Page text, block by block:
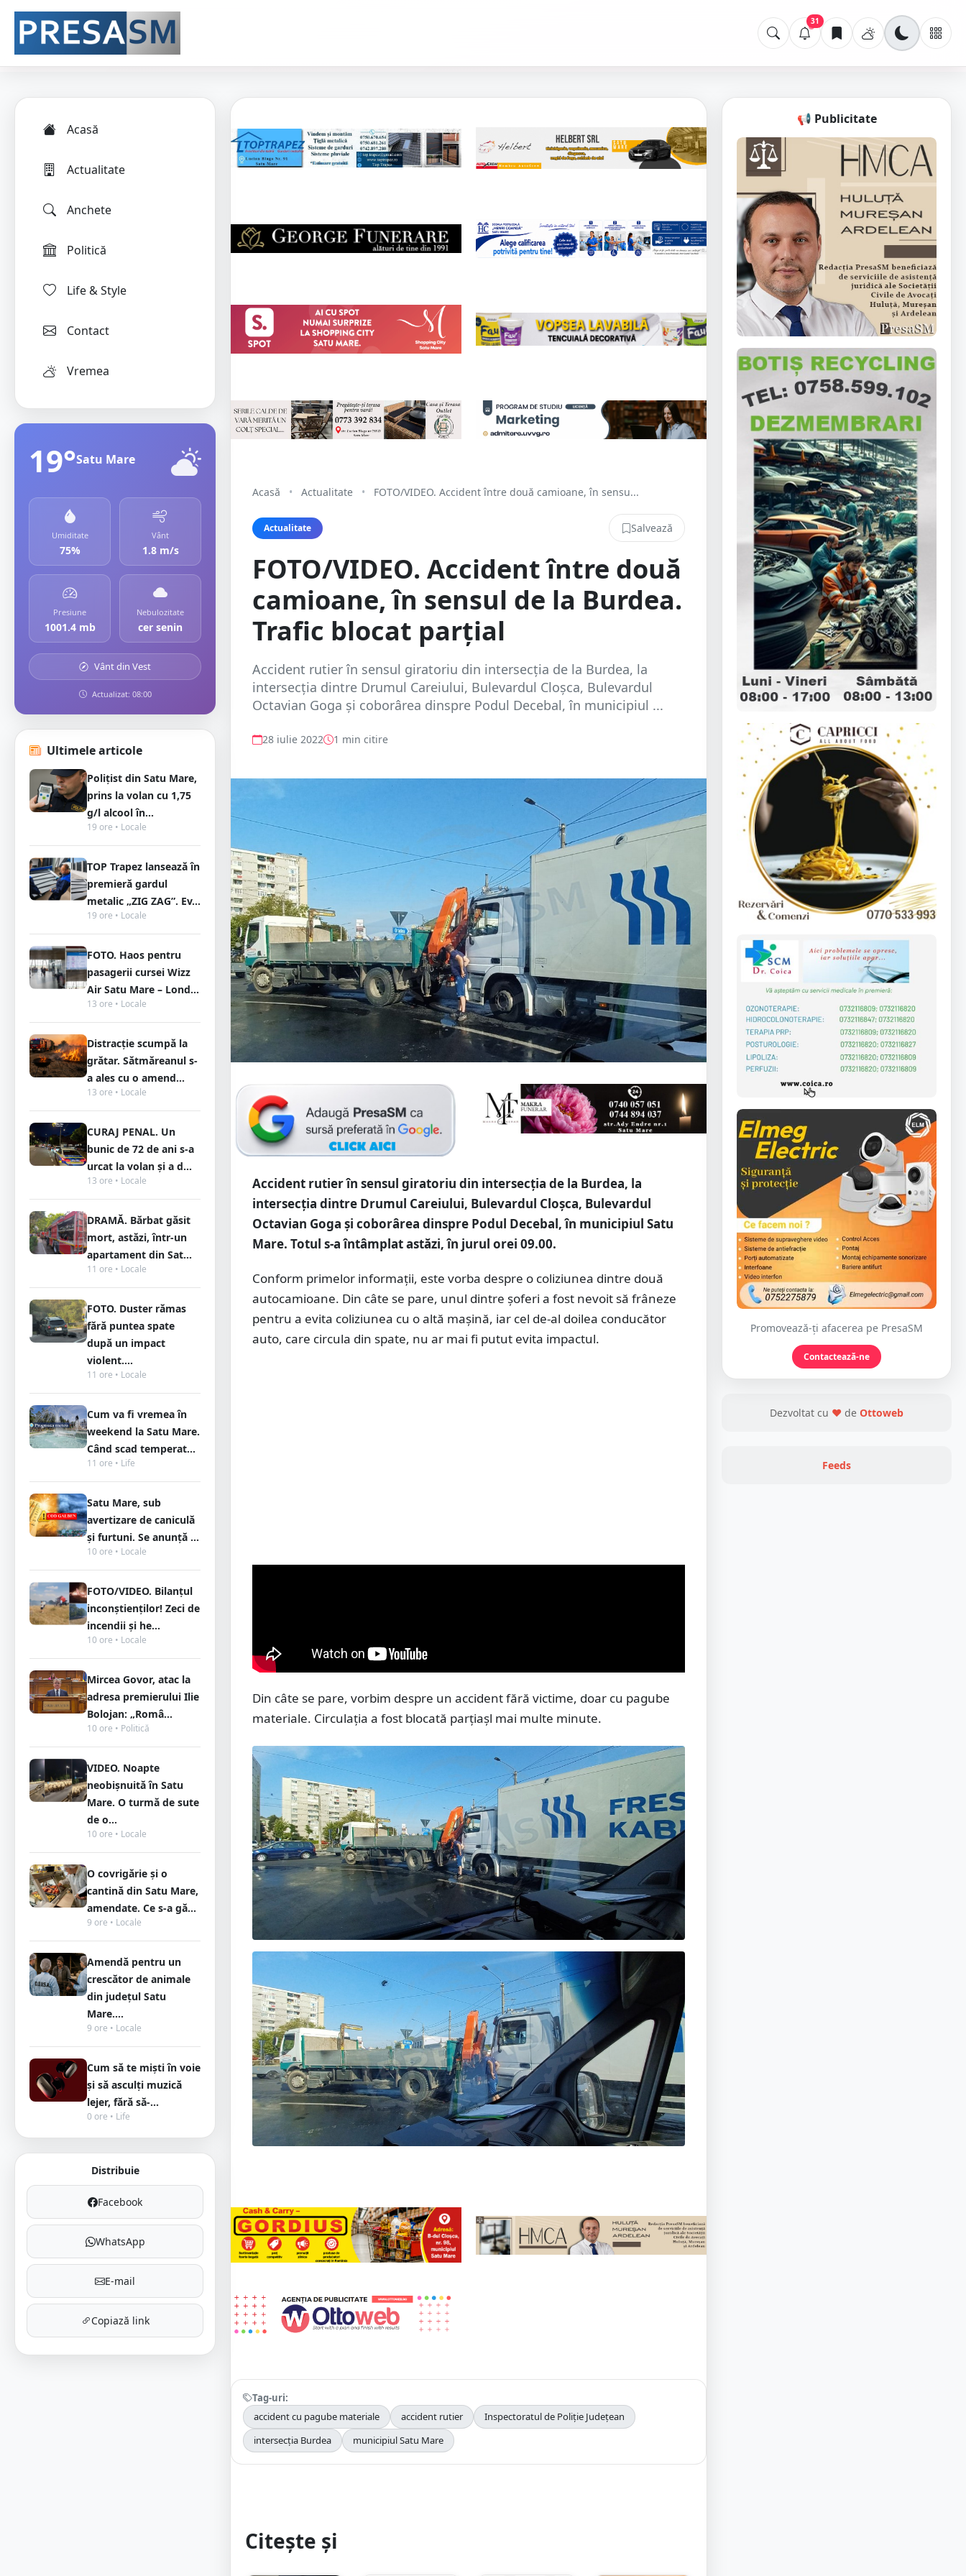
31
Acasă
Actualitate
Anchete
Politică
Life & Style
Contact
Vremea
19°Satu Mare
Umiditate
75%
Vânt
1.8 m/s
Presiune
1001.4 mb
Nebulozitate
cer senin
Vânt din Vest
Actualizat: 08:00
Ultimele articole
Polițist din Satu Mare,
prins la volan cu 1,75
g/l alcool în...
19 ore • Locale
TOP Trapez lansează în
premieră gardul
metalic „ZIG ZAG”. Ev...
19 ore • Locale
FOTO. Haos pentru
pasagerii cursei Wizz
Air Satu Mare – Lond...
13 ore • Locale
Distracție scumpă la
grătar. Sătmăreanul s-
a ales cu o amend...
13 ore • Locale
CURAJ PENAL. Un
bunic de 72 de ani s-a
urcat la volan și a d...
13 ore • Locale
DRAMĂ. Bărbat găsit
mort, astăzi, într-un
apartament din Sat...
11 ore • Locale
FOTO. Duster rămas
fără puntea spate
după un impact
violent....
11 ore • Locale
Cum va fi vremea în
weekend la Satu Mare.
Când scad temperat...
11 ore • Life
Satu Mare, sub
avertizare de caniculă
și furtuni. Se anunță ...
10 ore • Locale
FOTO/VIDEO. Bilanțul
inconștienților! Zeci de
incendii și he...
10 ore • Locale
Mircea Govor, atac la
adresa premierului Ilie
Bolojan: „Româ...
10 ore • Politică
VIDEO. Noapte
neobișnuită în Satu
Mare. O turmă de sute
de o...
10 ore • Locale
O covrigărie și o
cantină din Satu Mare,
amendate. Ce s-a gă...
9 ore • Locale
Amendă pentru un
crescător de animale
din județul Satu
Mare....
9 ore • Locale
Cum să te miști în voie
și să asculți muzică
lejer, fără să-...
0 ore • Life
Distribuie
Facebook
WhatsApp
E-mail
Copiază link
Acasă • Actualitate • FOTO/VIDEO. Accident între două camioane, în sensu...
Actualitate Salvează
FOTO/VIDEO. Accident între două
camioane, în sensul de la Burdea.
Trafic blocat parțial
Accident rutier în sensul giratoriu din intersecția de la Burdea, la
intersecția dintre Drumul Careiului, Bulevardul Cloșca, Bulevardul
Octavian Goga și coborârea dinspre Podul Decebal, în municipiul ...
28 iulie 2022 1 min citire
Accident rutier în sensul giratoriu din intersecția de la Burdea, la
intersecția dintre Drumul Careiului, Bulevardul Cloșca, Bulevardul
Octavian Goga și coborârea dinspre Podul Decebal, în municipiul Satu
Mare. Totul s-a întâmplat astăzi, în jurul orei 09.00.
Conform primelor informații, este vorba despre o coliziunea dintre două
autocamioane. Din câte se pare, unul dintre șoferi a fost nevoit să frâneze
pentru a evita coliziunea cu o altă mașină, iar cel de-al doilea conducător
auto, care circula din spate, nu ar mai fi putut evita impactul.
Din câte se pare, vorbim despre un accident fără victime, doar cu pagube
materiale. Circulația a fost blocată parțiașl mai multe minute.
Tag-uri:
accident cu pagube materiale
accident rutier
Inspectoratul de Poliție Județean
intersecția Burdea
municipiul Satu Mare
Citește și
📢 Publicitate
Promovează-ți afacerea pe PresaSM
Contactează-ne
Dezvoltat cu ❤ de Ottoweb
Feeds